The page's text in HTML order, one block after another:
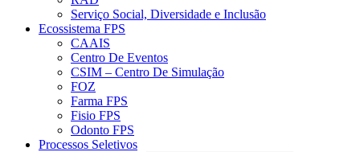
Serviço Social, Diversidade e Inclusão
Ecossistema FPS
CAAIS
Centro De Eventos
CSIM – Centro De Simulação
FOZ
Farma FPS
Fisio FPS
Odonto FPS
Processos Seletivos